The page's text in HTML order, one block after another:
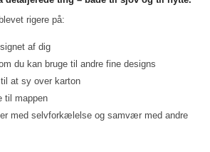
rigere på:
af dig
du kan bruge til andre fine designs
at sy over karton
til mappen
med selvforkælelse og samvær med andre